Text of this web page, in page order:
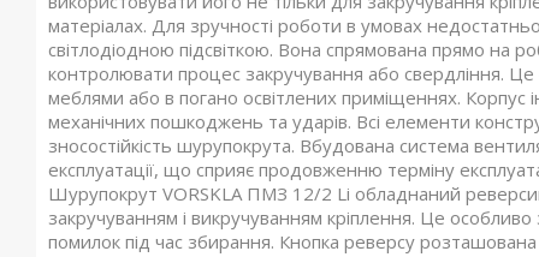
матеріалах. Для зручності роботи в умовах
світлодіодною підсвіткою. Вона спрямована прямо на
контролювати процес закручування або свердління.
меблями або в погано освітлених приміщеннях. Корпус
механічних пошкоджень та ударів. Всі елементи
зносостійкість шурупокрута. Вбудована система
експлуатації, що сприяє продовженню терміну
Шурупокрут VORSKLA ПМЗ 12/2 Li обладнаний
закручуванням і викручуванням кріплення. Це
помилок під час збирання. Кнопка реверсу